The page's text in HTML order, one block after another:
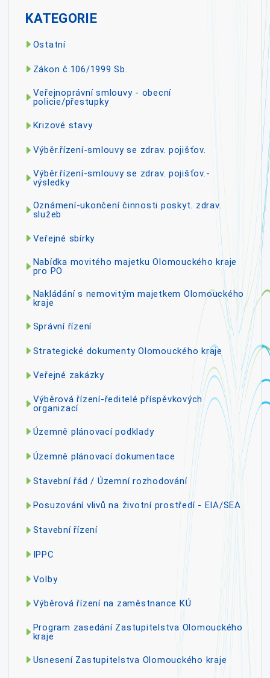
KATEGORIE
Ostatní
Zákon č.106/1999 Sb.
Veřejnoprávní smlouvy - obecní
policie/přestupky
Krizové stavy
Výběr.řízení-smlouvy se zdrav. pojišťov.
Výběr.řízení-smlouvy se zdrav. pojišťov.-
výsledky
Oznámení-ukončení činnosti poskyt. zdrav.
služeb
Veřejné sbírky
Nabídka movitého majetku Olomouckého kraje
pro PO
Nakládání s nemovitým majetkem Olomouckého
kraje
Správní řízení
Strategické dokumenty Olomouckého kraje
Veřejné zakázky
Výběrová řízení-ředitelé příspěvkových
organizací
Územně plánovací podklady
Územně plánovací dokumentace
Stavební řád / Územní rozhodování
Posuzování vlivů na životní prostředí - EIA/SEA
Stavební řízení
IPPC
Volby
Výběrová řízení na zaměstnance KÚ
Program zasedání Zastupitelstva Olomouckého
kraje
Usnesení Zastupitelstva Olomouckého kraje